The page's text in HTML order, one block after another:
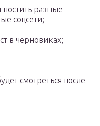
разные
соцсети;
в черновиках;
смотреться после